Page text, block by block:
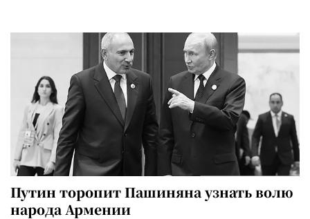
Путин торопит Пашиняна узнать волю
народа Армении